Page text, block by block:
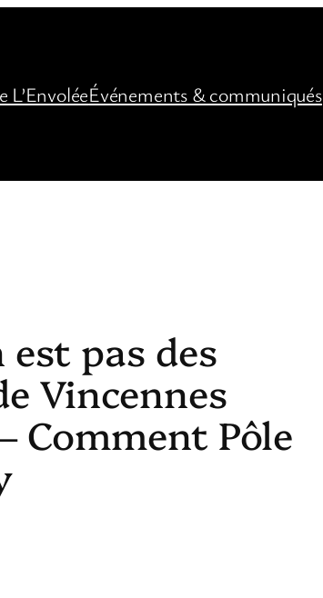
L’EnvoléeÉvénements & communiqués
pas des
Vincennes
Comment Pôle